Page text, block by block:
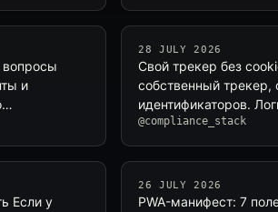
вопросы
и
28 JULY 2026
Свой трекер без
собственный трекер,
идентификаторов.
@compliance_stack
Если у
26 JULY 2026
PWA-манифест: 7